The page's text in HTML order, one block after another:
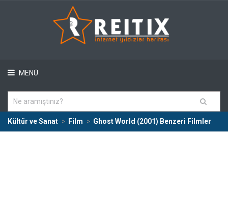
MENÜ
Kültür ve Sanat Film Ghost World (2001) Benzeri Filmler